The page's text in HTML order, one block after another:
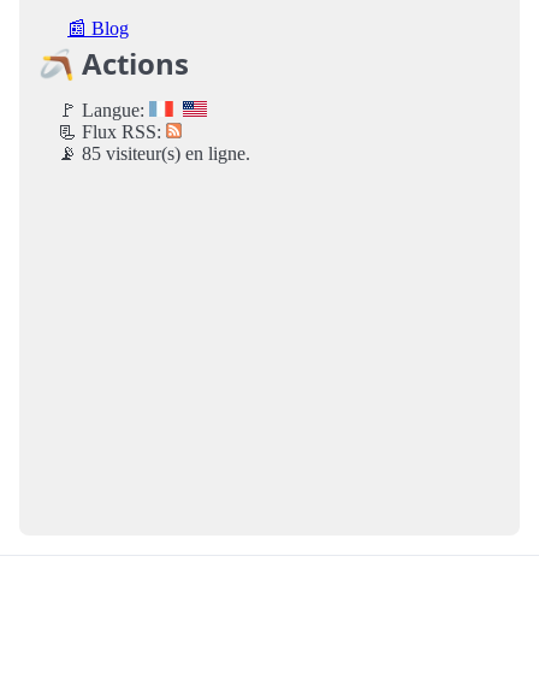
📰 Blog
🪃 Actions
🚩 Langue:
📃 Flux RSS:
📡 85 visiteur(s) en ligne.